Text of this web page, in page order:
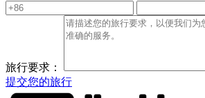
旅行要求：
提交您的旅行